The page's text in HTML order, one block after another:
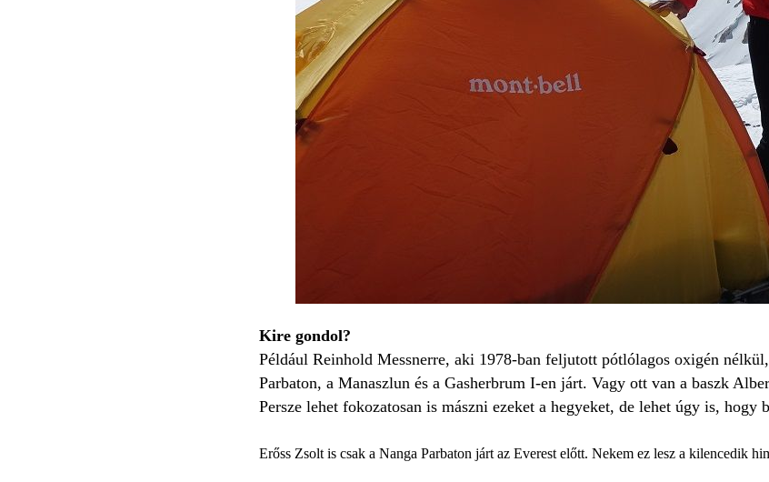
Kire gondol?
Például Reinhold Messnerre, aki 1978-ban feljutott pótlólagos oxigén
Parbaton, a Manaszlun és a Gasherbrum I-en járt. Vagy ott van a baszk
Persze lehet fokozatosan is mászni ezeket a hegyeket, de lehet úgy is, hogy
Erőss Zsolt is csak a Nanga Parbaton járt az Everest előtt. Nekem ez lesz a kilencedik